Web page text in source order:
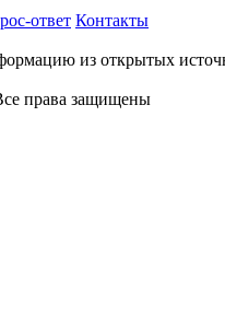
ответ Контакты
из открытых
права защищены